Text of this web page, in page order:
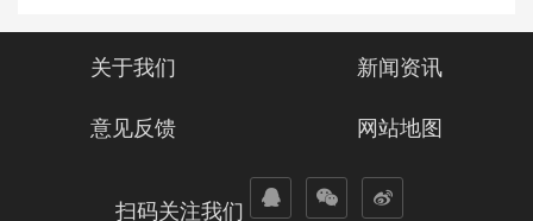
关于我们 新闻资讯
意见反馈 网站地图
扫码关注我们